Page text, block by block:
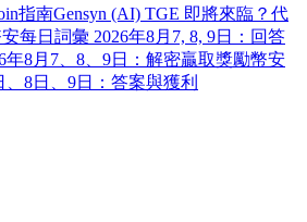
指南Gensyn (AI) TGE 即將來臨？代
每日詞彙 2026年8月7, 8, 9日：回答
年8月7、8、9日：解密贏取獎勵幣安
8日、9日：答案與獲利